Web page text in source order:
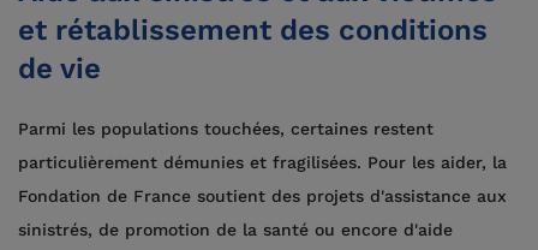
et rétablissement des conditions
de vie
Parmi les populations touchées, certaines restent
particulièrement démunies et fragilisées. Pour les aider, la
Fondation de France soutient des projets d'assistance aux
sinistrés, de promotion de la santé ou encore d'aide